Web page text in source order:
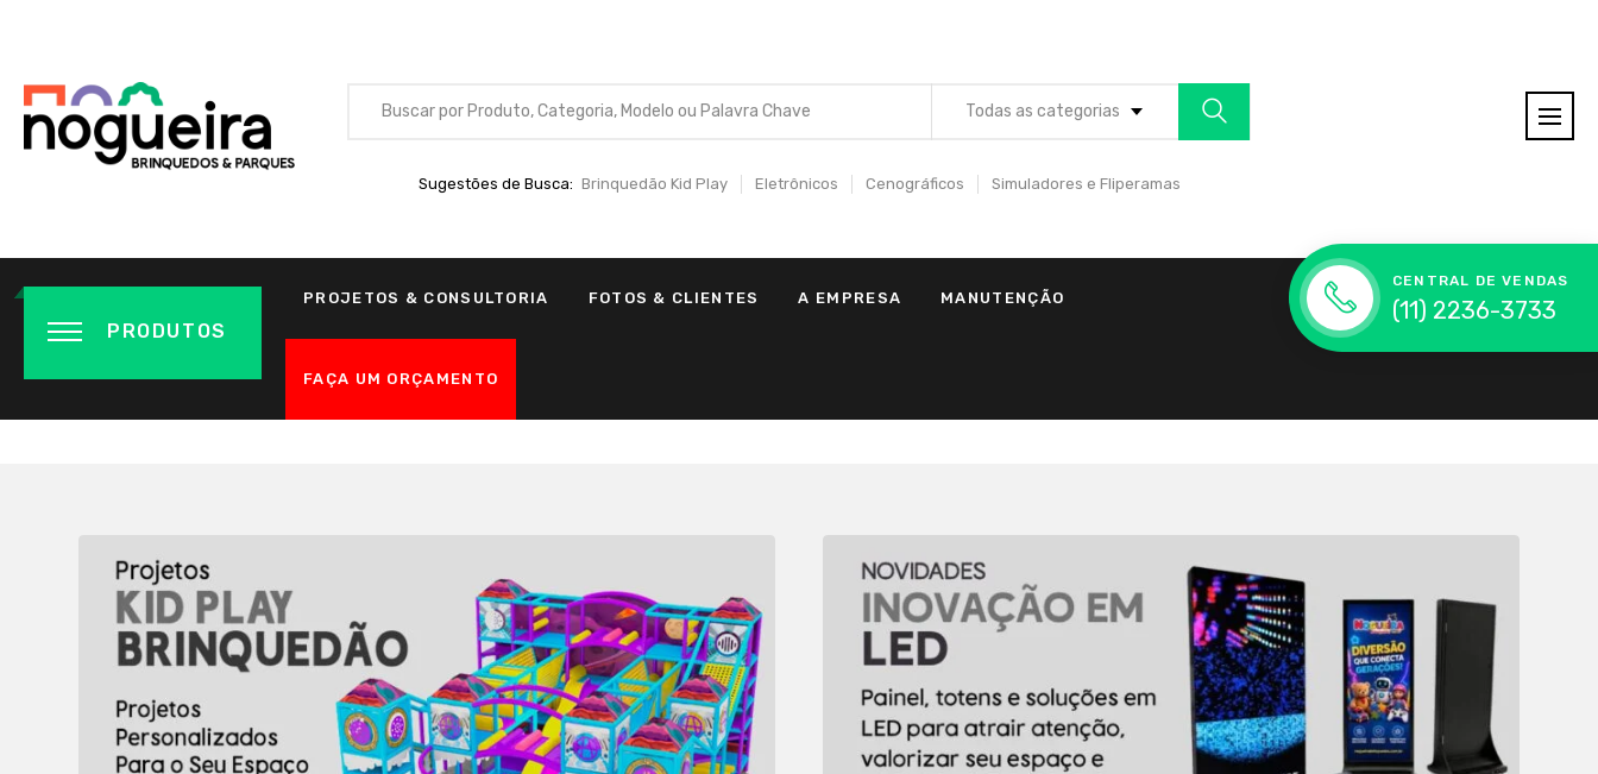
Todas as categorias
Sugestões de Busca: Brinquedão Kid Play Eletrônicos Cenográficos Simuladores e Fliperamas
PRODUTOS
PROJETOS & CONSULTORIA FOTOS & CLIENTES A EMPRESA MANUTENÇÃO
FAÇA UM ORÇAMENTO
CENTRAL DE VENDAS
(11) 2236-3733